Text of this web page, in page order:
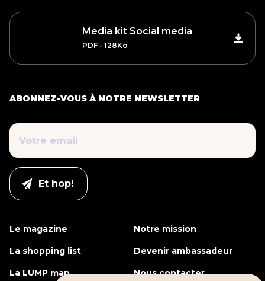
Media kit Social media
PDF - 128Ko
ABONNEZ-VOUS À NOTRE NEWSLETTER
Le magazine Notre mission
La shopping list Devenir ambassadeur
La LUMP map Nous contacter